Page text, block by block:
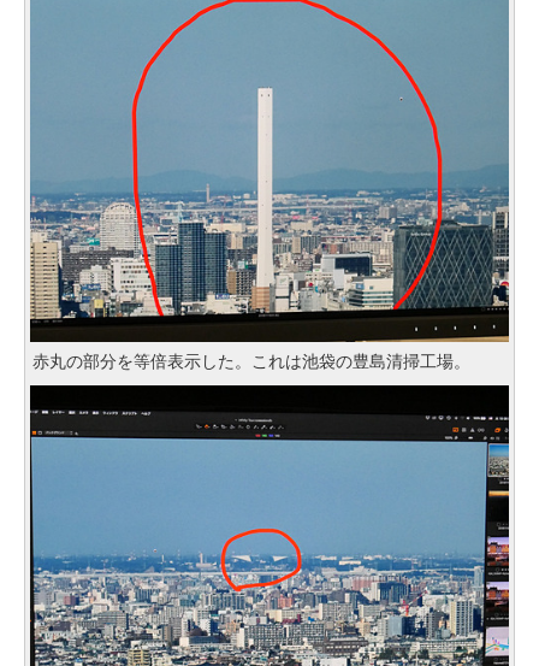
赤丸の部分を等倍表示した。これは池袋の豊島清掃工場。